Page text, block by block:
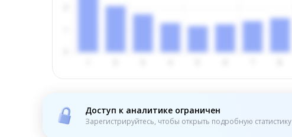
Доступ к аналитике ограничен
Зарегистрируйтесь, чтобы открыть подробную статистику